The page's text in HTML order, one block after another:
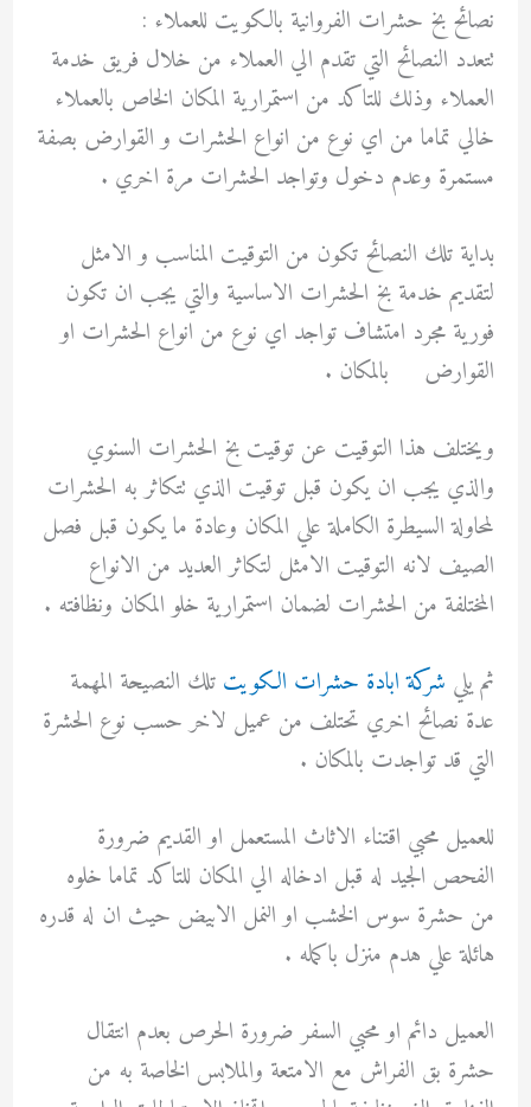
نصائح بخ حشرات الفروانية بالكويت للعملاء :
تتعدد النصائح التي تقدم الي العملاء من خلال فريق خدمة
العملاء وذلك للتاكد من استمرارية المكان الخاص بالعملاء
خالي تماما من اي نوع من انواع الحشرات و القوارض بصفة
مستمرة وعدم دخول وتواجد الحشرات مرة اخري .
بداية تلك النصائح تكون من التوقيت المناسب و الامثل
لتقديم خدمة بخ الحشرات الاساسية والتي يجب ان تكون
فورية مجرد امتشاف تواجد اي نوع من انواع الحشرات او
القوارض بالمكان .
ويختلف هذا التوقيت عن توقيت بخ الحشرات السنوي
والذي يجب ان يكون قبل توقيت الذي تتكاثر به الحشرات
لمحاولة السيطرة الكاملة علي المكان وعادة ما يكون قبل فصل
الصيف لانه التوقيت الامثل لتكاثر العديد من الانواع
المختلفة من الحشرات لضمان استمرارية خلو المكان ونظافته .
ثم يلي شركة ابادة حشرات الكويت تلك النصيحة المهمة
عدة نصائح اخري تحتلف من عميل لاخر حسب نوع الحشرة
التي قد تواجدت بالمكان .
للعميل محبي اقتناء الاثاث المستعمل او القديم ضرورة
الفحص الجيد له قبل ادخاله الي المكان للتاكد تماما خلوه
من حشرة سوس الخشب او النمل الابيض حيث ان له قدره
هائلة علي هدم منزل باكمله .
العميل دائم او محبي السفر ضرورة الحرص بعدم انتقال
حشرة بق الفراش مع الامتعة والملابس الخاصة به من